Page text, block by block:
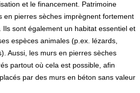
et le financement. Patrimoine
en pierres sèches imprègnent fortement
Ils sont également un habitat essentiel et
espèces animales (p.ex. lézards,
Aussi, les murs en pierres sèches
partout où cela est possible, afin
par des murs en béton sans valeur